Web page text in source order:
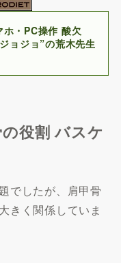
・PC操作 酸欠
ョジョ”の荒木先生
役割 バスケ
でしたが、肩甲骨
きく関係していま